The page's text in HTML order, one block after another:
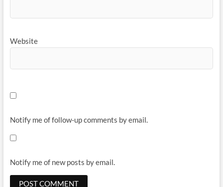
Website
Notify me of follow-up comments by email.
Notify me of new posts by email.